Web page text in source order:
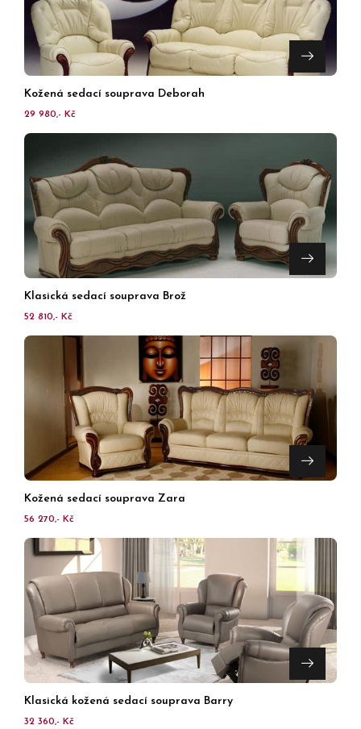
Kožená sedací souprava Deborah
29 980,- Kč
Klasická sedací souprava Brož
52 810,- Kč
Kožená sedací souprava Zara
56 270,- Kč
Klasická kožená sedací souprava Barry
32 360,- Kč